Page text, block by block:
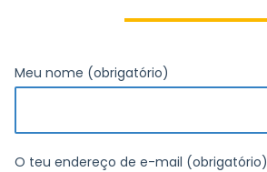
Meu nome (obrigatório)
O teu endereço de e-mail (obrigatório)